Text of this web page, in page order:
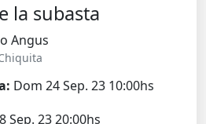
la subasta
Angus
Dom 24 Sep. 23 10:00hs
Sep. 23 20:00hs